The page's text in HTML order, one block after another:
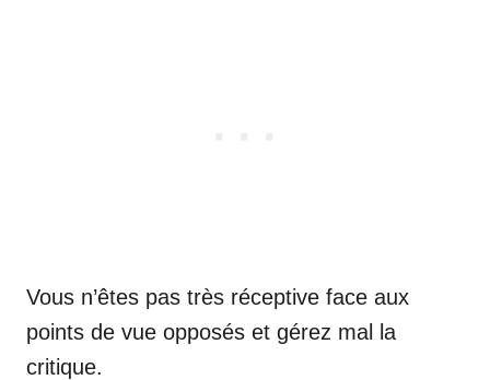
Vous n’êtes pas très réceptive face aux
points de vue opposés et gérez mal la
critique.